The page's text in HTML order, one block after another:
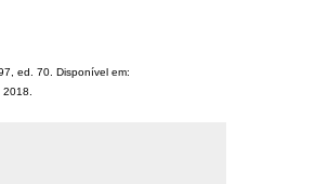
ed. 70. Disponível em: